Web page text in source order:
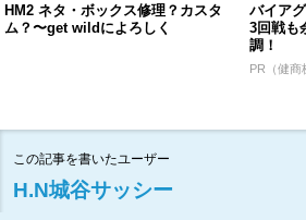
HM2 ネタ・ボックス修理？カスタ
ム？〜get wildによろしく
バイア
3回戦も
調！
PR（健商
この記事を書いたユーザー
H.N城谷サッシー